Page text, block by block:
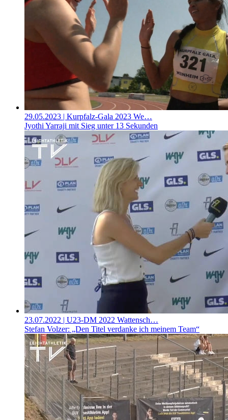
29.05.2023 | Kurpfalz-Gala 2023 We…
Jyothi Yarraji mit Sieg unter 13 Sekunden
23.07.2022 | U23-DM 2022 Wattensch…
Stefan Volzer: „Den Titel verdanke ich meinem Team“